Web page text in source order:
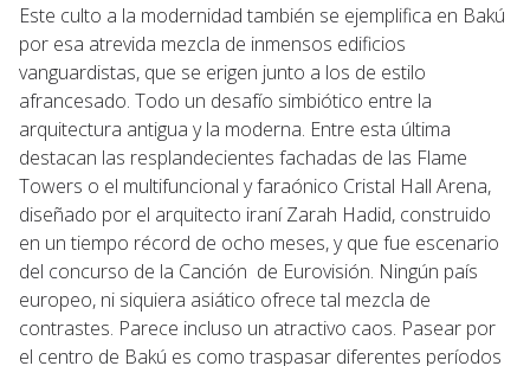
Este culto a la modernidad también se ejemplifica en Bakú
por esa atrevida mezcla de inmensos edificios
vanguardistas, que se erigen junto a los de estilo
afrancesado. Todo un desafío simbiótico entre la
arquitectura antigua y la moderna. Entre esta última
destacan las resplandecientes fachadas de las Flame
Towers o el multifuncional y faraónico Cristal Hall Arena,
diseñado por el arquitecto iraní Zarah Hadid, construido
en un tiempo récord de ocho meses, y que fue escenario
del concurso de la Canción de Eurovisión. Ningún país
europeo, ni siquiera asiático ofrece tal mezcla de
contrastes. Parece incluso un atractivo caos. Pasear por
el centro de Bakú es como traspasar diferentes períodos